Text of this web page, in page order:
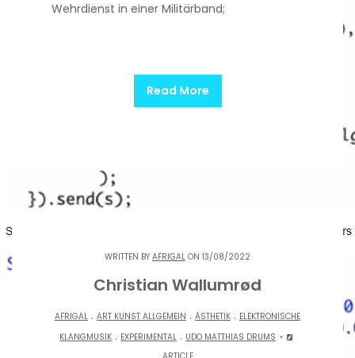
Wehrdienst in einer Militärband;
Read More
WRITTEN BY AFRIGAL ON 13/08/2022
Christian Wallumrød
AFRIGAL . ART KUNST ALLGEMEIN . ÄSTHETIK . ELEKTRONISCHE
KLANGMUSIK . EXPERIMENTAL . UDO MATTHIAS DRUMS